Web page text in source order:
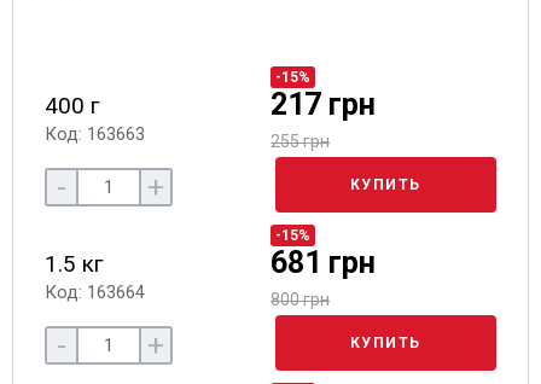
400 г
Код: 163663
-15%
217 грн
255 грн
- + КУПИТЬ
1.5 кг
Код: 163664
-15%
681 грн
800 грн
- + КУПИТЬ